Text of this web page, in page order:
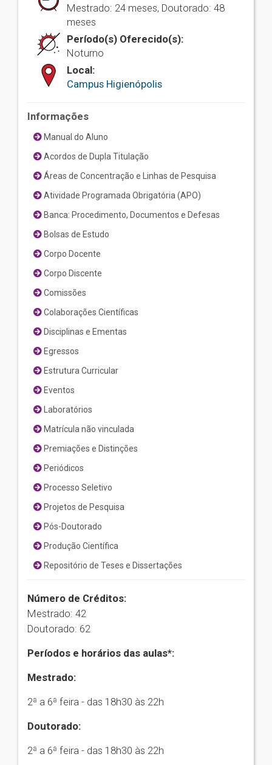
Mestrado: 24 meses, Doutorado: 48
meses
Período(s) Oferecido(s):
Noturno
Local:
Campus Higienópolis
Informações
Manual do Aluno
Acordos de Dupla Titulação
Áreas de Concentração e Linhas de Pesquisa
Atividade Programada Obrigatória (APO)
Banca: Procedimento, Documentos e Defesas
Bolsas de Estudo
Corpo Docente
Corpo Discente
Comissões
Colaborações Científicas
Disciplinas e Ementas
Egressos
Estrutura Curricular
Eventos
Laboratórios
Matrícula não vinculada
Premiações e Distinções
Periódicos
Processo Seletivo
Projetos de Pesquisa
Pós-Doutorado
Produção Científica
Repositório de Teses e Dissertações
Número de Créditos:
Mestrado: 42
Doutorado: 62
Períodos e horários das aulas*:
Mestrado:
2ª a 6ª feira - das 18h30 às 22h
Doutorado:
2ª a 6ª feira - das 18h30 às 22h